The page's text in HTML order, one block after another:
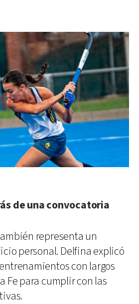
de una convocatoria
representa un
personal. Delfina explicó
con largos
Fe para cumplir con las